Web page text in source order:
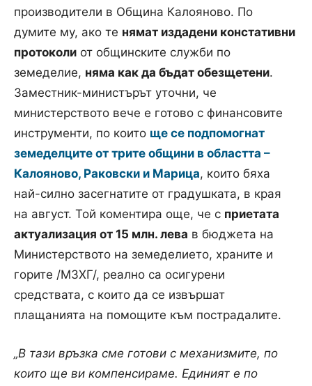
производители в Община Калояново. По
думите му, ако те нямат издадени констативни
протоколи от общинските служби по
земеделие, няма как да бъдат обезщетени.
Заместник-министърът уточни, че
министерството вече е готово с финансовите
инструменти, по които ще се подпомогнат
земеделците от трите общини в областта –
Калояново, Раковски и Марица, които бяха
най-силно засегнатите от градушката, в края
на август. Той коментира още, че с приетата
актуализация от 15 млн. лева в бюджета на
Министерството на земеделието, храните и
горите /МЗХГ/, реално са осигурени
средствата, с които да се извършат
плащанията на помощите към пострадалите.
„В тази връзка сме готови с механизмите, по
които ще ви компенсираме. Единият е по